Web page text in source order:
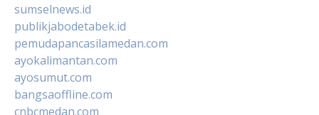
sumselnews.id
publikjabodetabek.id
pemudapancasilamedan.com
ayokalimantan.com
ayosumut.com
bangsaoffline.com
cnbcmedan.com